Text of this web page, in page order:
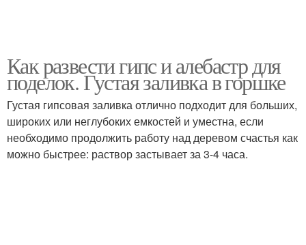
Как развести гипс и алебастр для
поделок. Густая заливка в горшке
Густая гипсовая заливка отлично подходит для больших,
широких или неглубоких емкостей и уместна, если
необходимо продолжить работу над деревом счастья как
можно быстрее: раствор застывает за 3-4 часа.